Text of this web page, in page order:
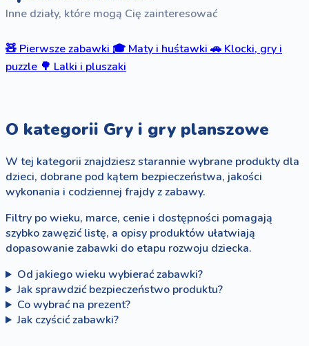
Inne działy, które mogą Cię zainteresować
🧸 Pierwsze zabawki 🎓 Maty i huśtawki 🚗 Klocki, gry i
puzzle 🌳 Lalki i pluszaki
O kategorii Gry i gry planszowe
W tej kategorii znajdziesz starannie wybrane produkty dla
dzieci, dobrane pod kątem bezpieczeństwa, jakości
wykonania i codziennej frajdy z zabawy.
Filtry po wieku, marce, cenie i dostępności pomagają
szybko zawęzić listę, a opisy produktów ułatwiają
dopasowanie zabawki do etapu rozwoju dziecka.
Od jakiego wieku wybierać zabawki?
Jak sprawdzić bezpieczeństwo produktu?
Co wybrać na prezent?
Jak czyścić zabawki?